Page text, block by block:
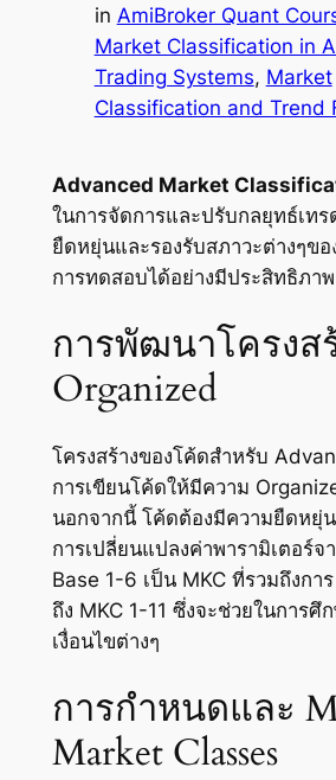
in AmiBroker Quant
Market Classification in
Trading Systems, Market
Classification and Trend
Advanced Market
ในการจัดการและปรับกลยุทธ์เท
ยืดหยุ่นและรองรับสภาวะต่างๆข
การทดสอบได้อย่างมีประสิทธิภาพ
การพัฒนาโครงส
Organized
โครงสร้างของโค้ดสำหรับ
การเขียนโค้ดให้มีความ
นอกจากนี้ โค้ดต้องมีความยืดหยุ่
การเปลี่ยนแปลงค่าพารามิเตอร์จ
Base 1-6 เป็น MKC ที่รวมถึงกา
ถึง MKC 1-11 ซึ่งจะช่วยในการศึ
เงื่อนไขต่างๆ
การกำหนดและ
Market Classes